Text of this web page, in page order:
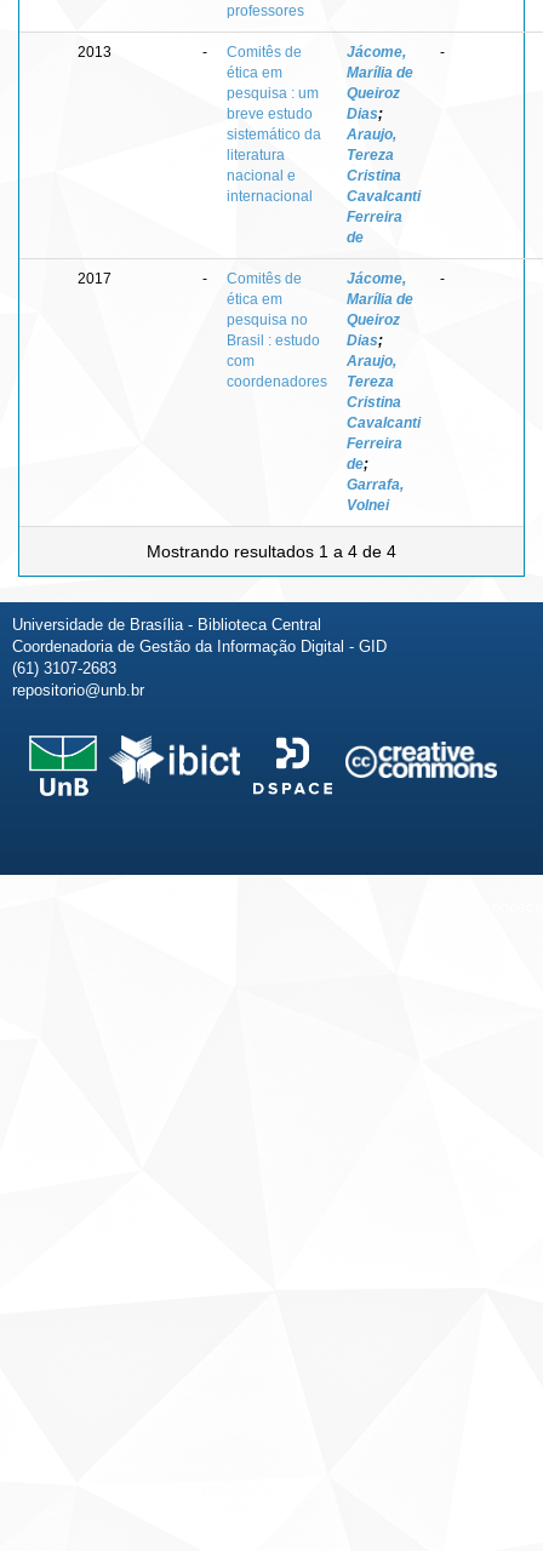
professores
2013 -
Comitês de
ética em
pesquisa : um
breve estudo
sistemático da
literatura
nacional e
internacional
Jácome,
Marília de
Queiroz
Dias;
Araujo,
Tereza
Cristina
Cavalcanti
Ferreira
de
-
2017 -
Comitês de
ética em
pesquisa no
Brasil : estudo
com
coordenadores
Jácome,
Marília de
Queiroz
Dias;
Araujo,
Tereza
Cristina
Cavalcanti
Ferreira
de;
Garrafa,
Volnei
-
Mostrando resultados 1 a 4 de 4
Universidade de Brasília - Biblioteca Central
Coordenadoria de Gestão da Informação Digital - GID
(61) 3107-2683
repositorio@unb.br